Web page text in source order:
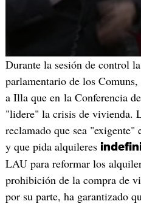
Durante la sesión de control
parlamentario de los
a Illa que en la Conferencia
"lidere" la crisis de vivienda.
reclamado que sea "exigente"
y que pida alquileres
LAU para reformar los
prohibición de la compra de
por su parte, ha garantizado